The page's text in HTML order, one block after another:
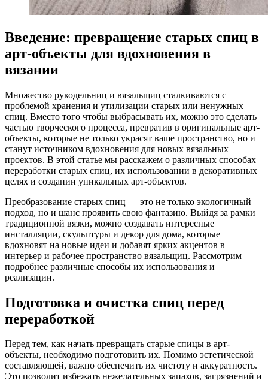
Введение: превращение старых спиц в
арт-объекты для вдохновения в
вязании
Множество рукодельниц и вязальщиц сталкиваются с
проблемой хранения и утилизации старых или ненужных
спиц. Вместо того чтобы выбрасывать их, можно это сделать
частью творческого процесса, превратив в оригинальные арт-
объекты, которые не только украсят ваше пространство, но и
станут источником вдохновения для новых вязальных
проектов. В этой статье мы расскажем о различных способах
переработки старых спиц, их использовании в декоративных
целях и создании уникальных арт-объектов.
Преобразование старых спиц — это не только экологичный
подход, но и шанс проявить свою фантазию. Выйдя за рамки
традиционной вязки, можно создавать интересные
инсталляции, скульптуры и декор для дома, которые
вдохновят на новые идеи и добавят ярких акцентов в
интерьер и рабочее пространство вязальщиц. Рассмотрим
подробнее различные способы их использования и
реализации.
Подготовка и очистка спиц перед
переработкой
Перед тем, как начать превращать старые спицы в арт-
объекты, необходимо подготовить их. Помимо эстетической
составляющей, важно обеспечить их чистоту и аккуратность.
Это позволит избежать нежелательных запахов, загрязнений и